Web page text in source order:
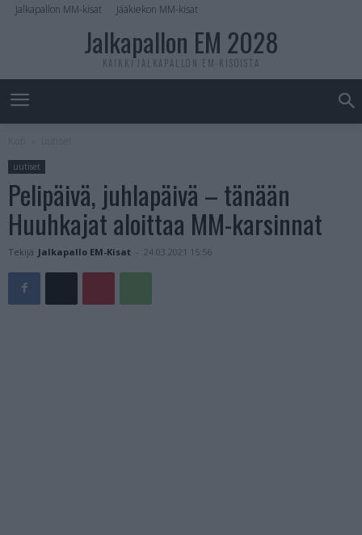
Jalkapallon MM-kisat Jääkiekon MM-kisat
Jalkapallon EM 2028
KAIKKI JALKAPALLON EM-KISOISTA
uutiset
Pelipäivä, juhlapäivä – tänään
Huuhkajat aloittaa MM-karsinnat
Tekijä Jalkapallo EM-Kisat - 24.03.2021 15:56